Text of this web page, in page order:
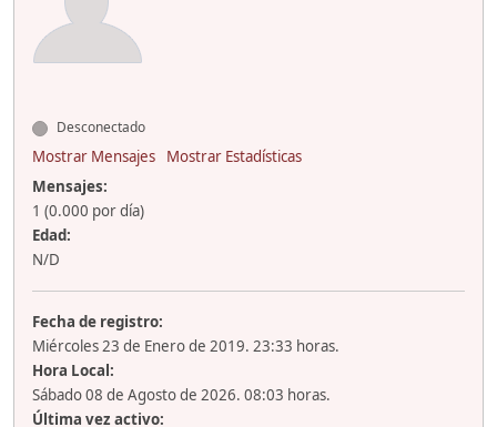
Desconectado
Mostrar Mensajes
Mostrar Estadísticas
Mensajes:
1 (0.000 por día)
Edad:
N/D
Fecha de registro:
Miércoles 23 de Enero de 2019. 23:33 horas.
Hora Local:
Sábado 08 de Agosto de 2026. 08:03 horas.
Última vez activo: